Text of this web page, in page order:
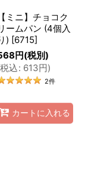
【ミニ】チョコク
ームパン (4個入
) [6715]
円(税別)
税込: 613円)
2件
カートに入れる